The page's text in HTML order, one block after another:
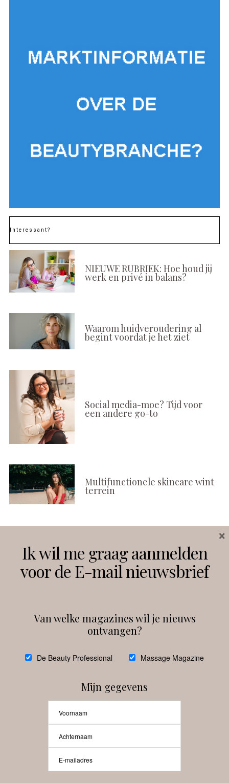
Interessant?
NIEUWE RUBRIEK: Hoe houd jij
werk en privé in balans?
Waarom huidveroudering al
begint voordat je het ziet
Social media-moe? Tijd voor
een andere go-to
Multifunctionele skincare wint
terrein
Instagram Facebook
debeautyprofessional
Beauty-Pro.nl
Ik wil me graag aanmelden
voor de E-mail nieuwsbrief
Van welke magazines wil je nieuws
ontvangen?
De Beauty Professional Massage Magazine
Mijn gegevens
×